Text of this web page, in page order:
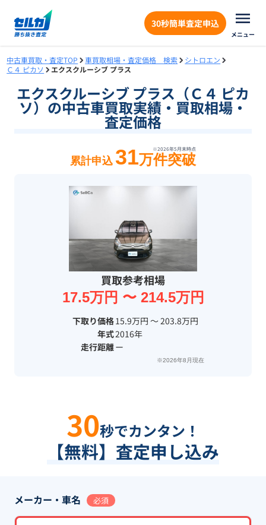
30秒簡単査定申込
メニュー
中古車買取・査定TOP 車買取相場・査定価格 検索
シトロエン
Ｃ４ ピカソ
エクスクルーシブ プラス
エクスクルーシブ プラス（Ｃ４ ピカ
ソ）の中古車買取実績・買取相場・
査定価格
※2026年5月末時点
累計申込 31万件突破
買取参考相場
17.5万円 〜 214.5万円
下取り価格15.9万円 〜 203.8万円
年式2016年
走行距離ー
※2026年8月現在
30秒でカンタン！
【無料】査定申し込み
メーカー・車名 必須